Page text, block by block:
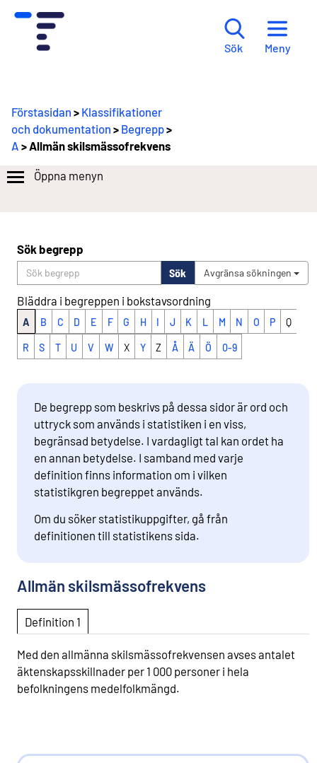
Sök Meny
Förstasidan > Klassifikationer
och dokumentation > Begrepp>
A > Allmän skilsmässofrekvens
Öppna menyn
Sök begrepp
Sök Avgränsa sökningen
Bläddra i begreppen i bokstavsordning
A B C D E F G H I J K L M N O P Q
R S T U V W X Y Z Å Ä Ö 0-9
De begrepp som beskrivs på dessa sidor är ord och
uttryck som används i statistiken i en viss,
begränsad betydelse. I vardagligt tal kan ordet ha
en annan betydelse. I samband med varje
definition finns information om i vilken
statistikgren begreppet används.
Om du söker statistikuppgifter, gå från
definitionen till statistikens sida.
Allmän skilsmässofrekvens
Definition 1
Med den allmänna skilsmässofrekvensen avses antalet
äktenskapsskillnader per 1 000 personer i hela
befolkningens medelfolkmängd.